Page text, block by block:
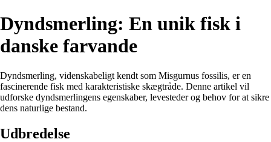
Dyndsmerling: En unik fisk i
danske farvande
Dyndsmerling, videnskabeligt kendt som Misgurnus fossilis, er en
fascinerende fisk med karakteristiske skægtråde. Denne artikel vil
udforske dyndsmerlingens egenskaber, levesteder og behov for at sikre
dens naturlige bestand.
Udbredelse